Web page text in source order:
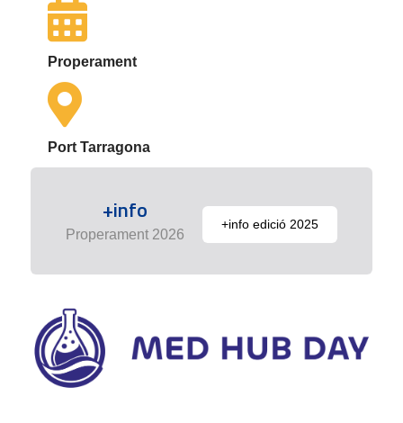
Properament
Port Tarragona
+info
Properament 2026
+info edició 2025